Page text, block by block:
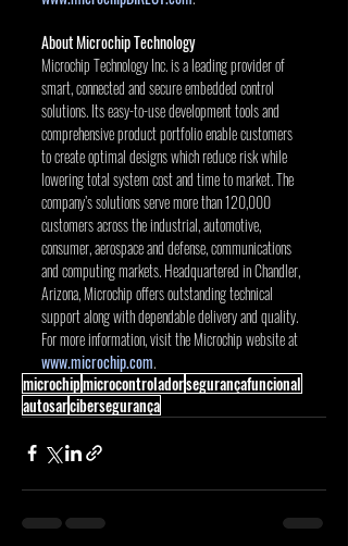
About Microchip Technology
Microchip Technology Inc. is a leading provider of
smart, connected and secure embedded control
solutions. Its easy-to-use development tools and
comprehensive product portfolio enable customers
to create optimal designs which reduce risk while
lowering total system cost and time to market. The
company’s solutions serve more than 120,000
customers across the industrial, automotive,
consumer, aerospace and defense, communications
and computing markets. Headquartered in Chandler,
Arizona, Microchip offers outstanding technical
support along with dependable delivery and quality.
For more information, visit the Microchip website at
www.microchip.com.
microchipmicrocontroladorsegurançafuncional
autosarcibersegurança